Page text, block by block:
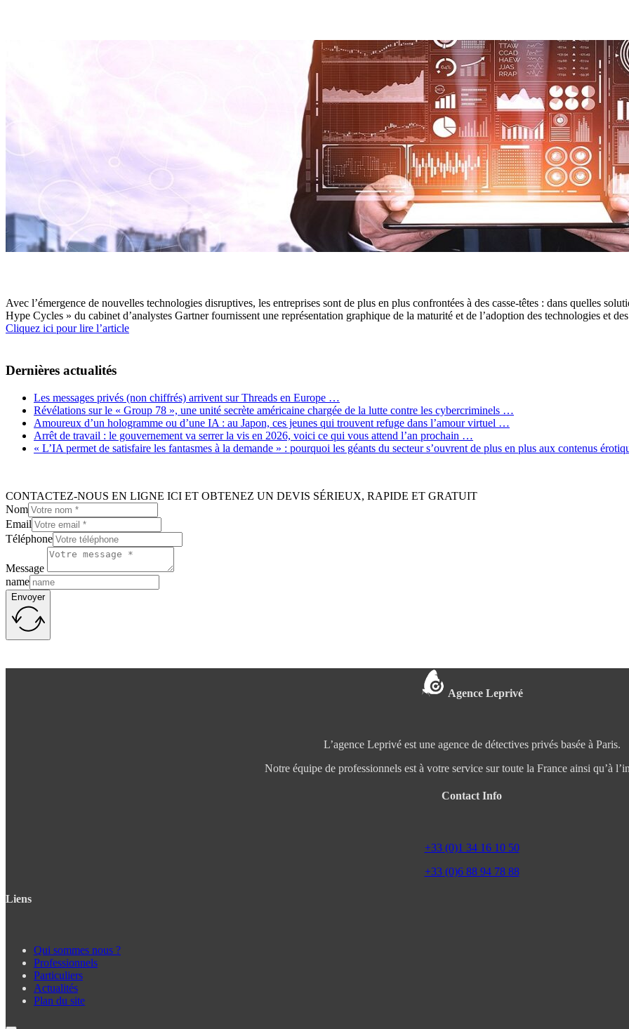
Avec l’émergence de nouvelles technologies disruptives, les entreprises sont de plus en plus confrontées à des casse-têtes : dans quelles
Hype Cycles » du cabinet d’analystes Gartner fournissent une représentation graphique de la maturité et de l’adoption des technologies et
Cliquez ici pour lire l’article
Dernières actualités
Les messages privés (non chiffrés) arrivent sur Threads en Europe …
Révélations sur le « Group 78 », une unité secrète américaine chargée de la lutte contre les cybercriminels …
Amoureux d’un hologramme ou d’une IA : au Japon, ces jeunes qui trouvent refuge dans l’amour virtuel …
Arrêt de travail : le gouvernement va serrer la vis en 2026, voici ce qui vous attend l’an prochain …
« L’IA permet de satisfaire les fantasmes à la demande » : pourquoi les géants du secteur s’ouvrent de plus en plus aux contenus
CONTACTEZ-NOUS EN LIGNE ICI ET OBTENEZ UN DEVIS SÉRIEUX, RAPIDE ET GRATUIT
Nom
Email
Téléphone
Message
name
Envoyer
Agence Leprivé
L’agence Leprivé est une agence de détectives privés basée à Paris.
Notre équipe de professionnels est à votre service sur toute la France ainsi qu’à
Contact Info
+33 (0)1 34 16 10 50
+33 (0)6 88 94 78 88
Liens
Qui sommes nous ?
Professionnels
Particuliers
Actualités
Plan du site